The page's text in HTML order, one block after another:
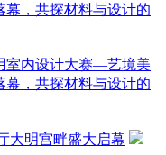
幕，共探材料与设计的
室内设计大赛—艺境美
幕，共探材料与设计的
大明宫畔盛大启幕